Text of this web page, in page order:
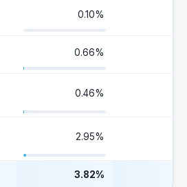
0.10%
0.66%
0.46%
2.95%
3.82%